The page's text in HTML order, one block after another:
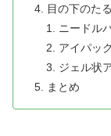
目の下のた
ニードル
アイパッ
ジェル状
まとめ